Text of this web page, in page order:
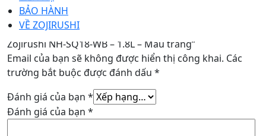
BẢO HÀNH
VỀ ZOJIRUSHI
Chưa có đánh giá nào.
Hãy là người đầu tiên nhận xét “Nồi cơm điện nắp rời
Zojirushi NH-SQ18-WB – 1.8L – Màu trắng”
Email của bạn sẽ không được hiển thị công khai. Các
trường bắt buộc được đánh dấu *
Đánh giá của bạn *
Đánh giá của bạn *